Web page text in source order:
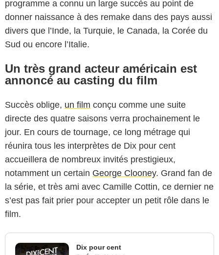
programme a connu un large succès au point de
donner naissance à des remake dans des pays aussi
divers que l’Inde, la Turquie, le Canada, la Corée du
Sud ou encore l’Italie.
Un très grand acteur américain est
annoncé au casting du film
Succès oblige, un film conçu comme une suite
directe des quatre saisons verra prochainement le
jour. En cours de tournage, ce long métrage qui
réunira tous les interprètes de Dix pour cent
accueillera de nombreux invités prestigieux,
notamment un certain George Clooney. Grand fan de
la série, et très ami avec Camille Cottin, ce dernier ne
s’est pas fait prier pour accepter un petit rôle dans le
film.
Dix pour cent